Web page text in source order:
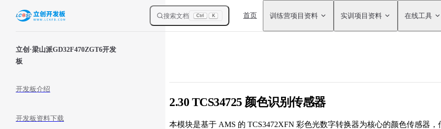
Skip to content 搜索文档 Ctrl K
Main Navigation
首页 训练营项目资料 实训项目资料 在线工具
立创·梁山派GD32F470ZGT6开发
板
开发板介绍
开发板资料下载
2.30 TCS34725 颜色识别传感器
本模块是基于 AMS 的 TCS3472XFN 彩色光数字转换器为核心的颜色传感器